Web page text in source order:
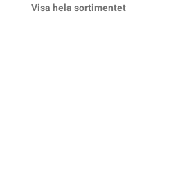
Övrigt
Övrigt
Padel
Visa hela sortimentet